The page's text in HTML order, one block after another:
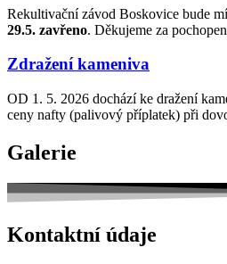
Rekultivační závod Boskovice bude
29.5. zavřeno. Děkujeme za
Zdražení kameniva
OD 1. 5. 2026 dochází ke dražení
ceny nafty (palivový příplatek) při
Galerie
Kontaktní údaje